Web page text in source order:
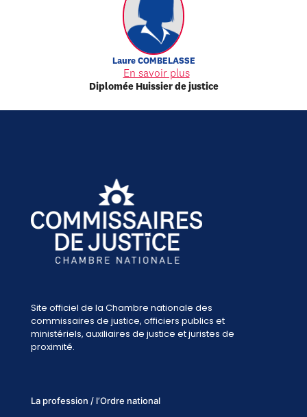
Laure COMBELASSE
En savoir plus
Diplomée Huissier de justice
Site officiel de la Chambre nationale des
commissaires de justice, officiers publics et
ministériels, auxiliaires de justice et juristes de
proximité.
La profession / l’Ordre national